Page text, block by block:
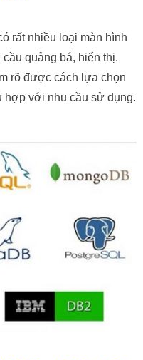
rất nhiều loại màn hình
quảng bá, hiển thị.
rõ được cách lựa chọn
hợp với nhu cầu sử dụng.